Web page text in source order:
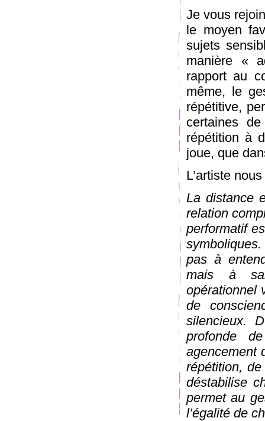
Je vous
le moyen
sujets
manière «
rapport au
même, le
répétitive,
certaines
répétition à
joue, que
L’artiste
La distance
relation
performatif
pas à
mais à
opérationnel
de
silencieux.
profonde
agencement
répétition,
déstabilise
permet au
l’égalité de